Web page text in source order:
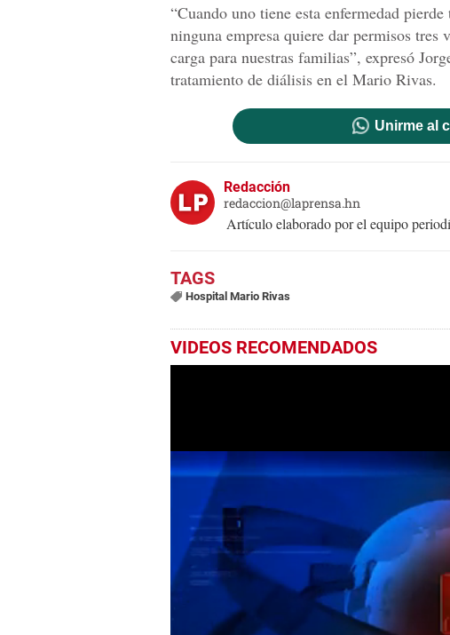
“Cuando uno tiene esta enfermedad
ninguna empresa quiere dar permisos tres
carga para nuestras familias”, expresó
tratamiento de diálisis en el Mario Rivas.
Unirme al
Redacción
redaccion@laprensa.hn
Artículo elaborado por el equipo
Hospital Mario Rivas
VIDEOS RECOMENDADOS